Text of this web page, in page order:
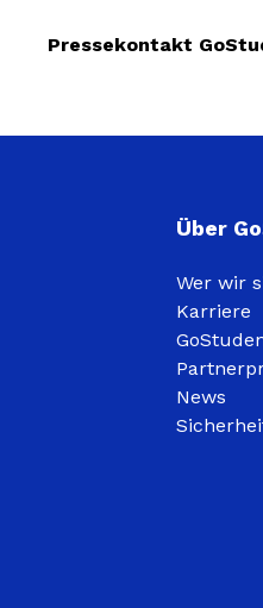
Pressekontakt
Über
Wer wir
Karriere
News